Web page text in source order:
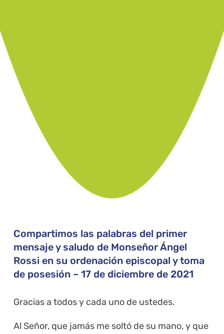
Compartimos las palabras del primer
mensaje y saludo de Monseñor Ángel
Rossi en su ordenación episcopal y toma
de posesión – 17 de diciembre de 2021
Gracias a todos y cada uno de ustedes.
Al Señor, que jamás me soltó de su mano, y que